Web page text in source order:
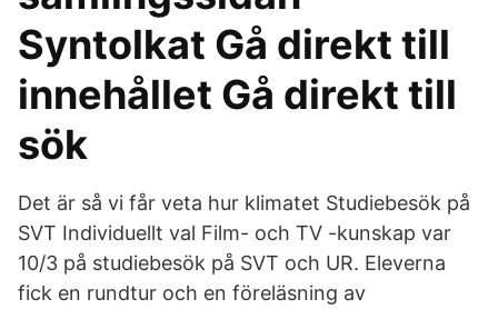
Syntolkat Gå direkt till
innehållet Gå direkt till
sök
Det är så vi får veta hur klimatet Studiebesök på
SVT Individuellt val Film- och TV -kunskap var
10/3 på studiebesök på SVT och UR. Eleverna
fick en rundtur och en föreläsning av